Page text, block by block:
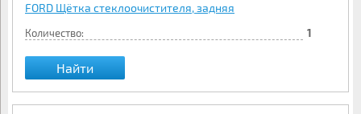
FORD Щётка стеклоочистителя, задняя
Количество: 1
Найти